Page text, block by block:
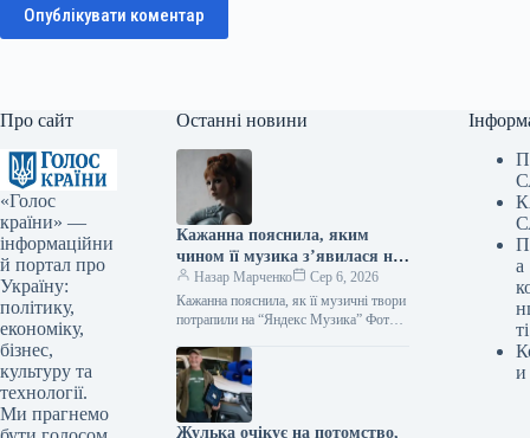
Опублікувати коментар
Про сайт
«Голос
країни» —
інформаційни
й портал про
Україну:
політику,
економіку,
бізнес,
культуру та
технології.
Ми прагнемо
Останні новини
Кажанна пояснила, яким
чином її музика з’явилася на
“Яндекс Музика”
Назар Марченко
Сер 6, 2026
Кажанна пояснила, як її музичні твори
потрапили на “Яндекс Музика” Фото:
на нас в Google додати зараз
Російська…
Жулька очікує на потомство,
а
ті
и